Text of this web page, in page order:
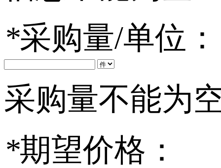
*采购量/单位：
采购量不能为
*期望价格：